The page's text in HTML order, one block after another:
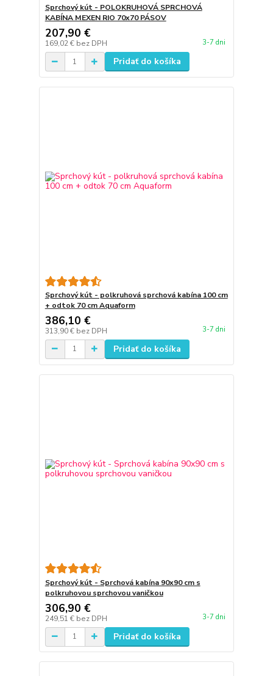
Sprchový kút - POLOKRUHOVÁ SPRCHOVÁ
KABÍNA MEXEN RIO 70x70 PÁSOV
207,90 €
169,02 € bez DPH 3-7 dni
Pridať do košíka
Sprchový kút - polkruhová sprchová kabína 100 cm
+ odtok 70 cm Aquaform
386,10 €
313,90 € bez DPH 3-7 dni
Pridať do košíka
Sprchový kút - Sprchová kabína 90x90 cm s
polkruhovou sprchovou vaničkou
306,90 €
249,51 € bez DPH 3-7 dni
Pridať do košíka